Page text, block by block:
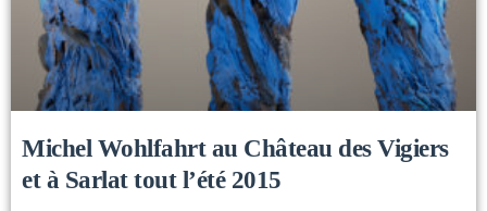
Michel Wohlfahrt au Château des Vigiers
et à Sarlat tout l’été 2015